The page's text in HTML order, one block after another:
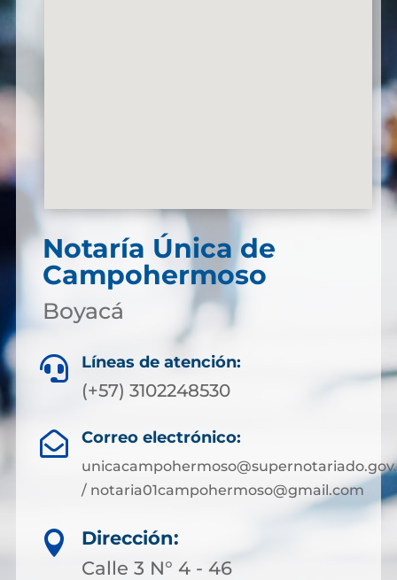
Notaría Única de
Campohermoso
Boyacá
 Líneas de atención:
(+57) 3102248530
 Correo electrónico:
/ notaria01campohermoso@gmail.com

Dirección:
Calle 3 N° 4 - 46